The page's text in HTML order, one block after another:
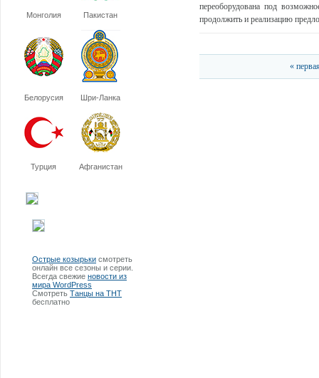
Монголия Пакистан
Белорусия Шри-Ланка
Турция Афганистан
Острые козырьки смотреть
онлайн все сезоны и серии.
Всегда свежие новости из
мира WordPress
Смотреть Танцы на ТНТ
бесплатно
переоборудована под
продолжить и реализацию
«